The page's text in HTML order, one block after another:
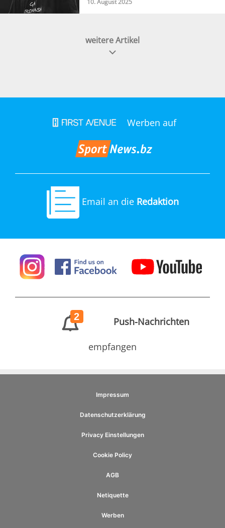
10. August 2025
weitere Artikel
Werben auf
Email an die Redaktion
2 Push-Nachrichten
empfangen
Impressum
Datenschutzerklärung
Privacy Einstellungen
Cookie Policy
AGB
Netiquette
Werben